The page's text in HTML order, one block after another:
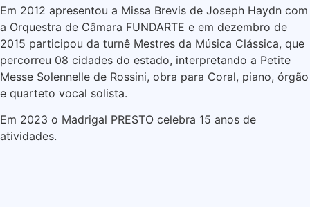
Em 2012 apresentou a Missa Brevis de Joseph Haydn com
a Orquestra de Câmara FUNDARTE e em dezembro de
2015 participou da turnê Mestres da Música Clássica, que
percorreu 08 cidades do estado, interpretando a Petite
Messe Solennelle de Rossini, obra para Coral, piano, órgão
e quarteto vocal solista.
Em 2023 o Madrigal PRESTO celebra 15 anos de
atividades.